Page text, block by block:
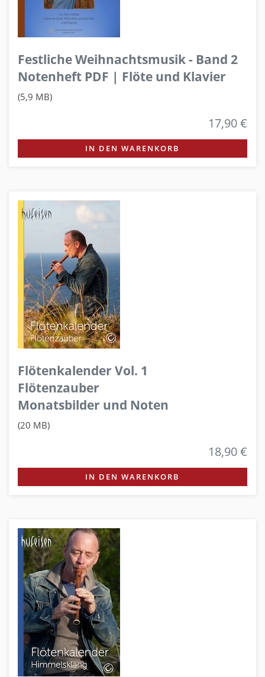
Festliche Weihnachtsmusik - Band 2
Notenheft PDF | Flöte und Klavier
(5,9 MB)
17,90 €
IN DEN WARENKORB
Flötenkalender Vol. 1
Flötenzauber
Monatsbilder und Noten
(20 MB)
18,90 €
IN DEN WARENKORB